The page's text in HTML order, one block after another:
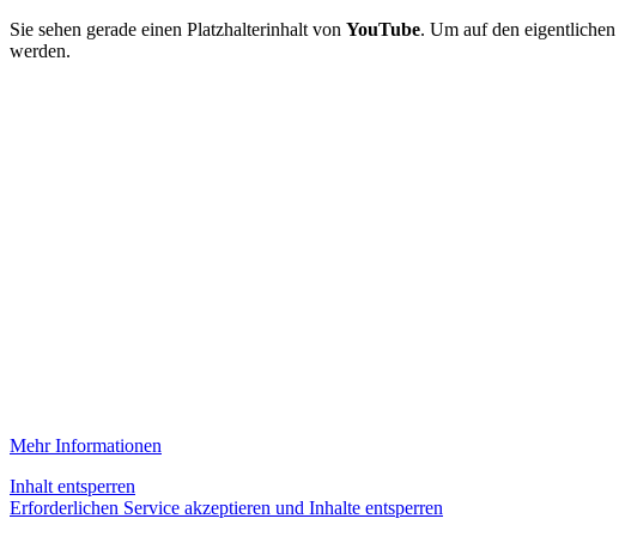
Sie sehen gerade einen Platzhalterinhalt von YouTube. Um auf den
werden.
Mehr Informationen
Inhalt entsperren
Erforderlichen Service akzeptieren und Inhalte entsperren